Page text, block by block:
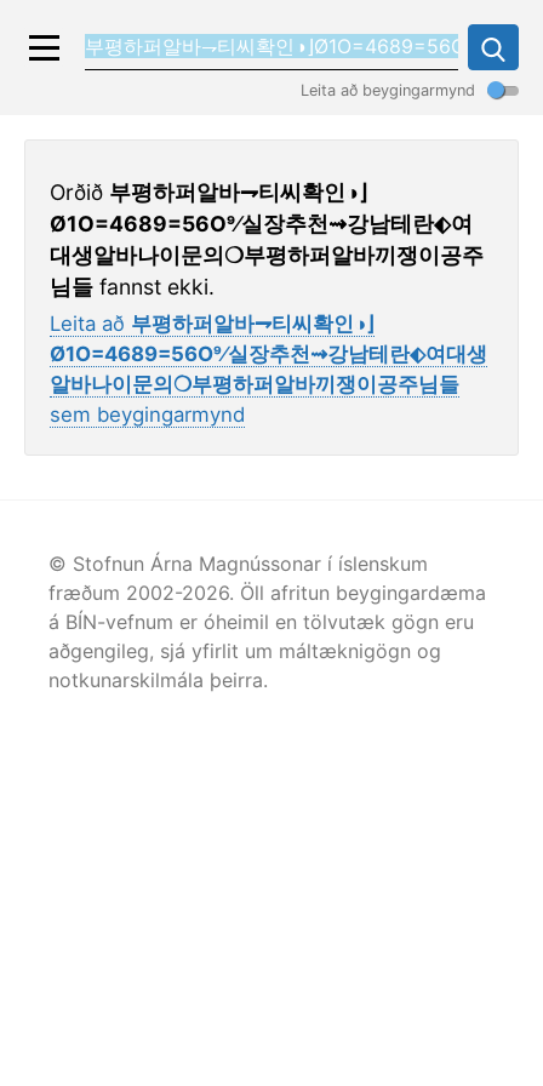
Leita að beygingarmynd
Orðið 부평하퍼알바⇁티씨확인◑⌋
Ø1O=4689=56O9⁄실장추천⇝강남테란⬖여
대생알바나이문의❍부평하퍼알바끼쟁이공주
님들 fannst ekki.
Leita að 부평하퍼알바⇁티씨확인◑⌋
Ø1O=4689=56O9⁄실장추천⇝강남테란⬖여대생
알바나이문의❍부평하퍼알바끼쟁이공주님들
sem beygingarmynd
© Stofnun Árna Magnússonar í íslenskum
fræðum 2002-2026. Öll afritun beygingardæma
á BÍN-vefnum er óheimil en tölvutæk gögn eru
aðgengileg, sjá yfirlit um máltæknigögn og
notkunarskilmála þeirra.